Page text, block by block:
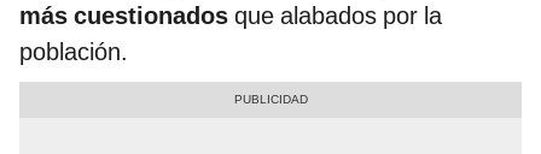
más cuestionados que alabados por la
población.